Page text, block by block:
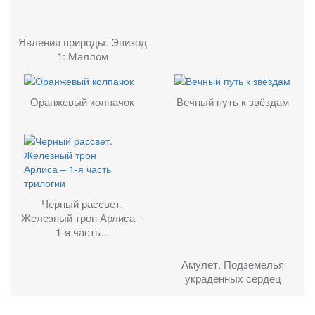
Явления природы. Эпизод
1: Маллом
Оранжевый колпачок Вечный путь к звёздам
Черный рассвет.
Железный трон Арлиса –
1-я часть...
Амулет. Подземелья
украденных сердец